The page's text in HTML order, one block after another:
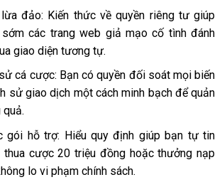
đảo: Kiến thức về quyền riêng tư giúp
sớm các trang web giả mạo cố tình đánh
giao diện tương tự.
cá cược: Bạn có quyền đối soát mọi biến
sử giao dịch một cách minh bạch để quản
quả.
gói hỗ trợ: Hiểu quy định giúp bạn tự tin
thua cược 20 triệu đồng hoặc thưởng nạp
lo vi phạm chính sách.